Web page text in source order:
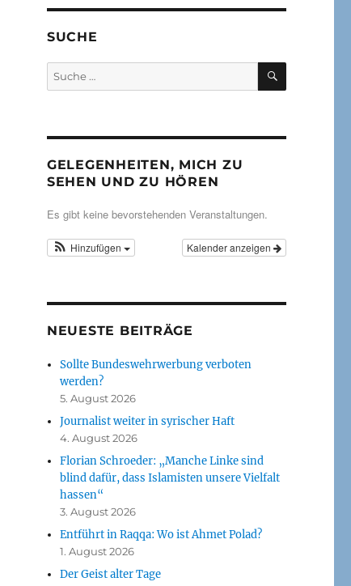
SUCHE
Suche
nach:
SUCHEN
GELEGENHEITEN, MICH ZU
SEHEN UND ZU HÖREN
Es gibt keine bevorstehenden Veranstaltungen.
Kalender anzeigen
Hinzufügen
NEUESTE BEITRÄGE
Sollte Bundeswehrwerbung verboten
werden?
5. August 2026
Journalist weiter in syrischer Haft
4. August 2026
Florian Schroeder: „Manche Linke sind
blind dafür, dass Islamisten unsere Vielfalt
hassen“
3. August 2026
Entführt in Raqqa: Wo ist Ahmet Polad?
1. August 2026
Der Geist alter Tage